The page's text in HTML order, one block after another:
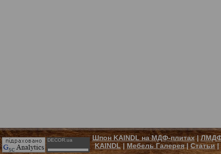
DECOR.ua Шпон KAINDL на МДФ-плитах|ЛМДФ
KAINDL| Мебель Галерея|Статьи|